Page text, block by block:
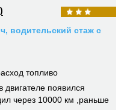
водительский стаж с
топливо
двигателе появился
через 10000 км ,раньше